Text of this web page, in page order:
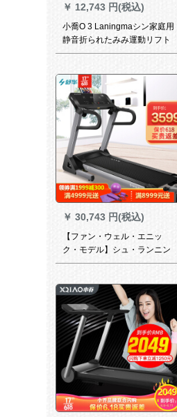
￥ 12,743 円(税込)
小喬O 3 Laningmaシン家庭用
静音折られたみみ運動リフト
ラック器材ミニストストール
拠がないです。
￥ 30,743 円(税込)
【ファン・ウェル・エニッ
ク・モデル】シュ・ランニン
グ・マンシンファミリー用E 6
イイスポーツスポーツ健康ア
プリコット室内フュートマシ
ンフュージョン